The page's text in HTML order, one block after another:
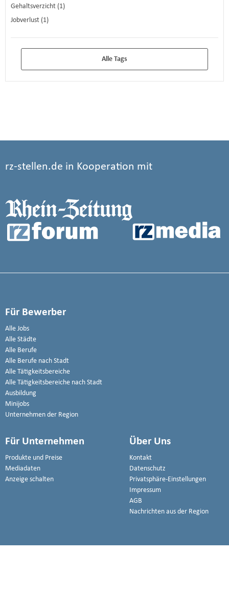
Gehaltsverzicht (1)
Jobverlust (1)
Alle Tags
rz-stellen.de in Kooperation mit
Für Bewerber
Alle Jobs
Alle Städte
Alle Berufe
Alle Berufe nach Stadt
Alle Tätigkeitsbereiche
Alle Tätigkeitsbereiche nach Stadt
Ausbildung
Minijobs
Unternehmen der Region
Für Unternehmen
Produkte und Preise
Mediadaten
Anzeige schalten
Über Uns
Kontakt
Datenschutz
Privatsphäre-Einstellungen
Impressum
AGB
Nachrichten aus der Region